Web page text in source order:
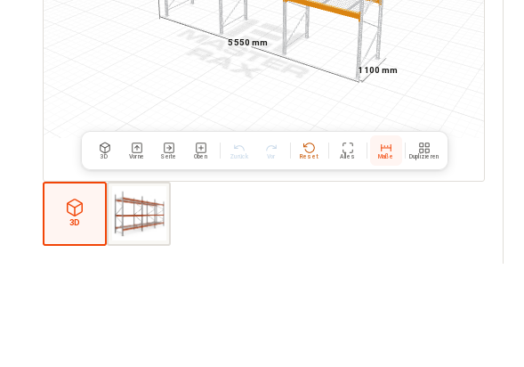
5550 mm
1100 mm
3D Vorne Seite Oben Zurück Vor Reset Alles Maße Duplizieren
3D